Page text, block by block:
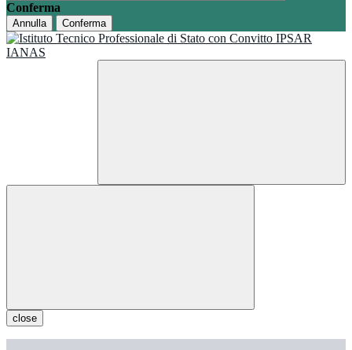
Conferma
Annulla Conferma
close